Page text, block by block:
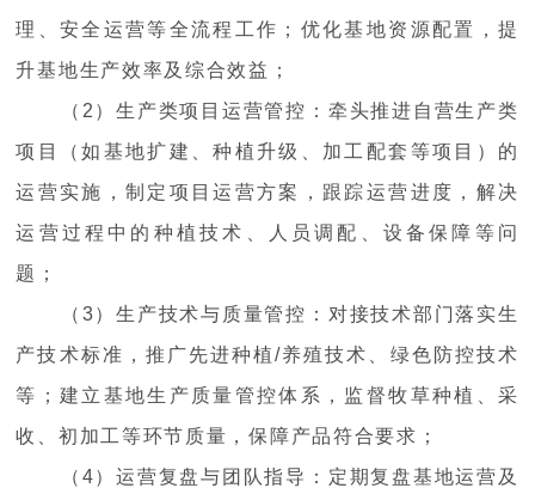
理、安全运营等全流程工作；优化基地资源配置，提
升基地生产效率及综合效益；
（2）生产类项目运营管控：牵头推进自营生产类
项目（如基地扩建、种植升级、加工配套等项目）的
运营实施，制定项目运营方案，跟踪运营进度，解决
运营过程中的种植技术、人员调配、设备保障等问
题；
（3）生产技术与质量管控：对接技术部门落实生
产技术标准，推广先进种植/养殖技术、绿色防控技术
等；建立基地生产质量管控体系，监督牧草种植、采
收、初加工等环节质量，保障产品符合要求；
（4）运营复盘与团队指导：定期复盘基地运营及